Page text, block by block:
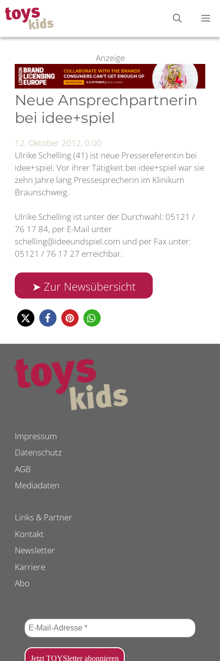
Zum
Inhalt
springen
Anzeige
Neue Ansprechpartnerin
bei idee+spiel
12. Oktober 2012, 0:00
Ulrike Schelling (41) ist neue Pressereferentin bei
idee+spiel. Vor ihrer Tätigkeit bei idee+spiel war sie
zehn Jahre lang Pressesprecherin im Klinikum
Braunschweig.
Ulrike Schelling ist unter der Durchwahl: 05121 /
76 17 84, per E-Mail unter
schelling@ideeundspiel.com und per Fax unter:
05121 / 76 17 27 erreichbar.
➤ Zur Newsübersicht
Impressum
Datenschutz
AGB
Mediadaten
Links & Partner
Kontakt
Newsletter
Karriere
Abo